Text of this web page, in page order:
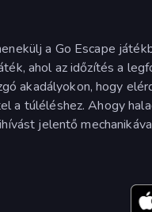
a Go Escape
ahol az időzítés a
akadályokon, hogy
a túléléshez. Ahogy
jelentő